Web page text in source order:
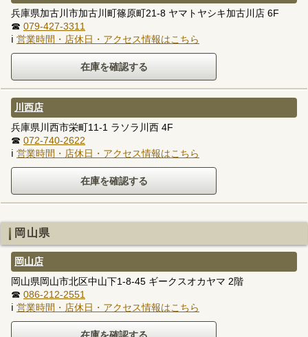
兵庫県加古川市加古川町篠原町21-8 ヤマトヤシキ加古川店 6F
☎ 079-427-3311
ℹ 営業時間・店休日・アクセス情報はこちら
川西店
兵庫県川西市栄町11-1 ラソラ川西 4F
☎ 072-740-2622
ℹ 営業時間・店休日・アクセス情報はこちら
岡山県
岡山店
岡山県岡山市北区中山下1-8-45 ギークスオカヤマ 2階
☎ 086-212-2551
ℹ 営業時間・店休日・アクセス情報はこちら